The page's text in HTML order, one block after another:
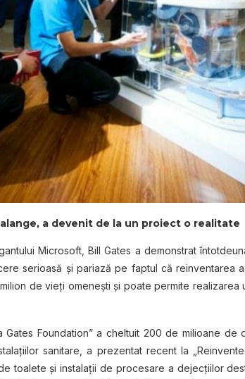
a devenit de la un proiect o realitate
Microsoft, Bill Gates a demonstrat
serioasă şi pariază pe faptul că reinventarea
de vieţi omeneşti şi poate permite realizarea
Gates Foundation” a cheltuit 200 de milioane de
sanitare, a prezentat recent la
toalete şi instalaţii de procesare a dejecţiilor